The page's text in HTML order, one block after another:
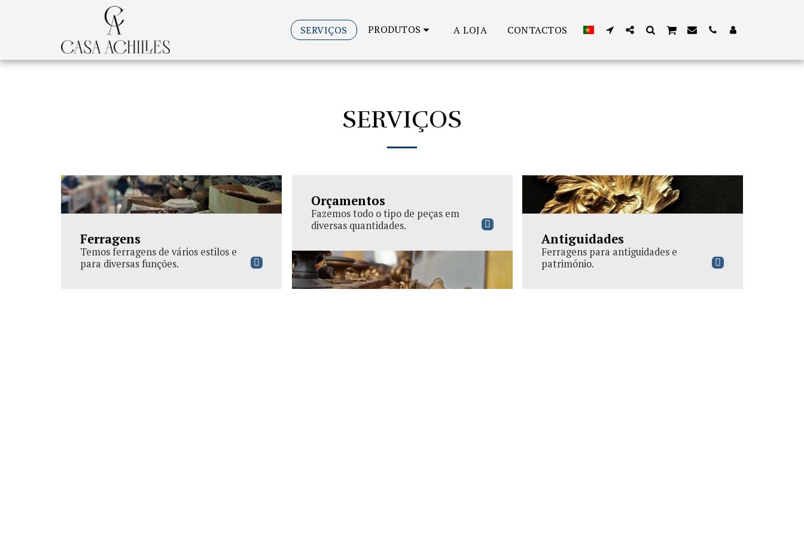
SERVIÇOS PRODUTOS A LOJA CONTACTOS
SERVIÇOS
Ferragens
Temos ferragens de vários estilos e
para diversas funções.
Orçamentos
Fazemos todo o tipo de peças em
diversas quantidades.
Antiguidades
Ferragens para antiguidades e
património.